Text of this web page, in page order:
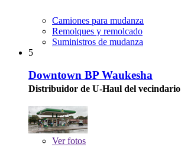
Camiones para mudanza
Remolques y remolcado
Suministros de mudanza
5
Downtown BP Waukesha
Distribuidor de U-Haul del vecindario
Verfotos